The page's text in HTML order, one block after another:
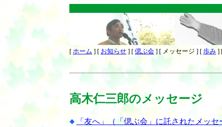
[ ホーム ] [ お知らせ ] [ 偲ぶ会 ] [ メッセージ ] [ 歩み ]
高木仁三郎のメッセージ
「友へ」（「偲ぶ会」に託されたメッセ